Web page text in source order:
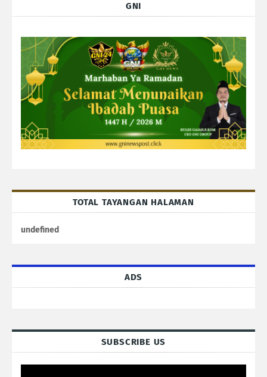
GNI
TOTAL TAYANGAN HALAMAN
undefned
ADS
SUBSCRIBE US